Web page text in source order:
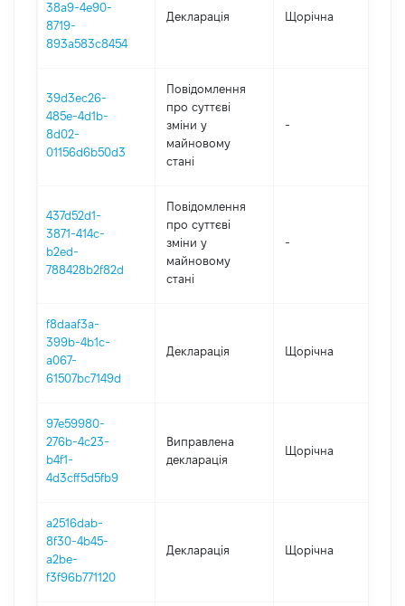
38a9-4e90-
8719-
893a583c8454
Декларація Щорічна
39d3ec26-
485e-4d1b-
8d02-
01156d6b50d3
Повідомлення
про суттєві
зміни y
майновому
стані
-
437d52d1-
3871-414c-
b2ed-
788428b2f82d
Повідомлення
про суттєві
зміни y
майновому
стані
-
f8daaf3a-
399b-4b1c-
a067-
61507bc7149d
Декларація Щорічна
97e59980-
276b-4c23-
b4f1-
4d3cff5d5fb9
Виправлена
декларація
Щорічна
a2516dab-
8f30-4b45-
a2be-
f3f96b771120
Декларація Щорічна